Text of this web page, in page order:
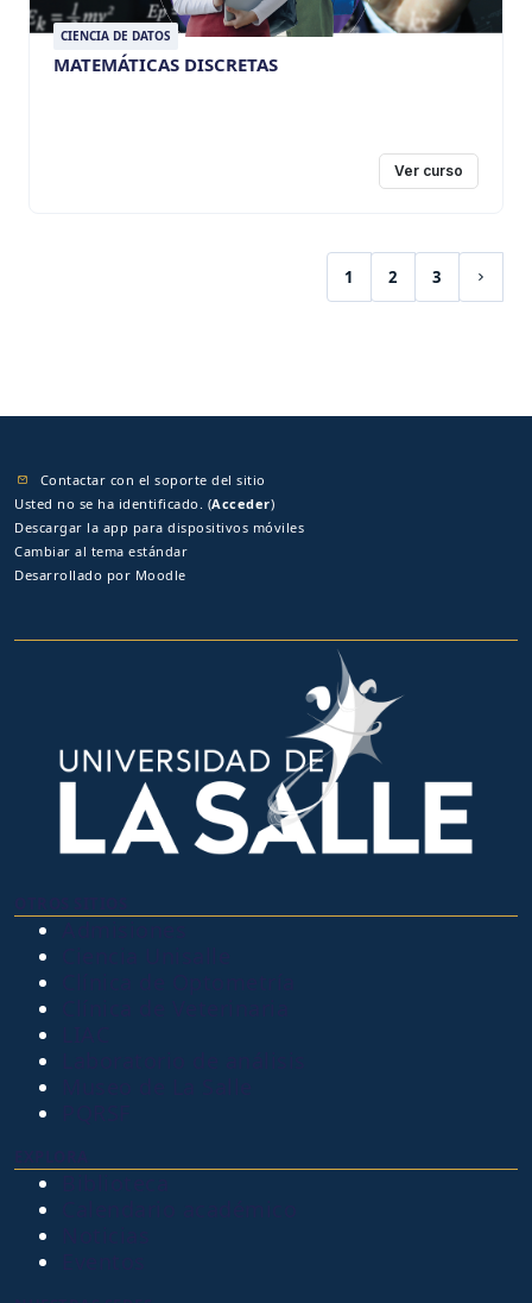
CIENCIA DE DATOS
MATEMÁTICAS DISCRETAS
Ver curso
1
(current)
2 3
Contactar con el soporte del sitio
Usted no se ha identificado. (Acceder)
Descargar la app para dispositivos móviles
Cambiar al tema estándar
Desarrollado por Moodle